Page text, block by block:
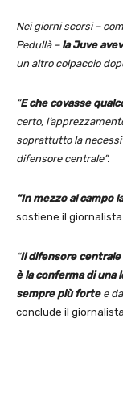
Nei giorni scorsi –
Pedullà – la Juve
un altro colpaccio
“E che covasse
certo,
soprattutto la
difensore centrale”.
“In mezzo al campo
sostiene il
“Il difensore centrale
è la conferma di una
sempre più fortee
conclude il